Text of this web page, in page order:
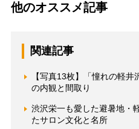
他のオススメ記事
関連記事
【写真13枚】「憧れの軽
の内観と間取り
渋沢栄一も愛した避暑地
たサロン文化と名所